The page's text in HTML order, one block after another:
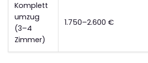
Komplett
umzug
(3–4
Zimmer)
1.750–2.600 €